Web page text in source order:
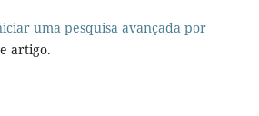
uma pesquisa avançada por
artigo.